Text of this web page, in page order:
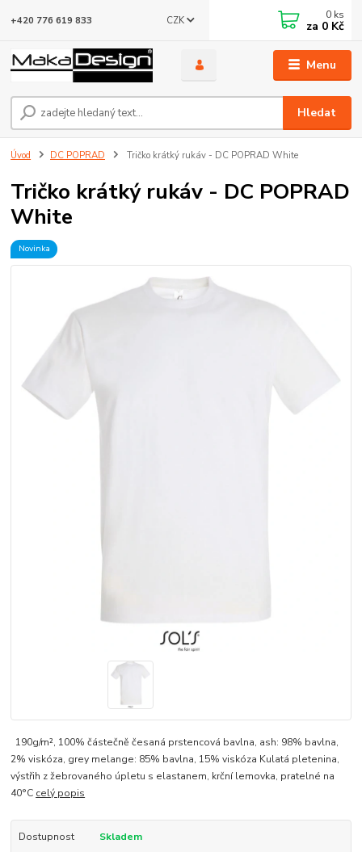
Menu
CZK
Hledat
+420 776 619 833 0 ks
za 0 Kč
Úvod DC POPRAD Tričko krátký rukáv - DC POPRAD White
Tričko krátký rukáv - DC POPRAD
White
Novinka
190g/m², 100% částečně česaná prstencová bavlna, ash: 98% bavlna,
2% viskóza, grey melange: 85% bavlna, 15% viskóza Kulatá pletenina,
výstřih z žebrovaného úpletu s elastanem, krční lemovka, pratelné na
40°C celý popis
Dostupnost
Skladem